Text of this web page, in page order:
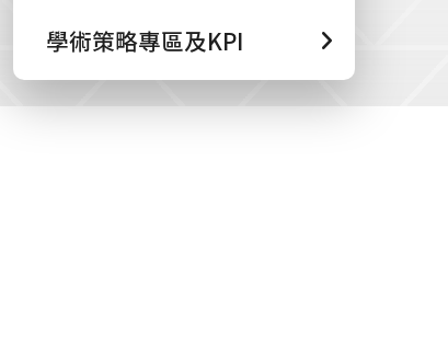
學術策略專區及KPI